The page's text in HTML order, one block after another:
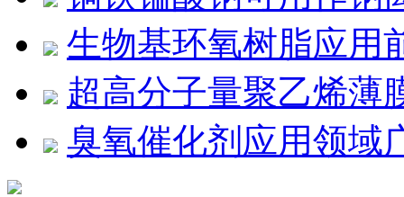
生物基环氧树脂应用
超高分子量聚乙烯薄
臭氧催化剂应用领域